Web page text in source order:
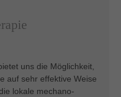
uns die Möglichkeit,
auf sehr effektive Weise
lokale mechano-